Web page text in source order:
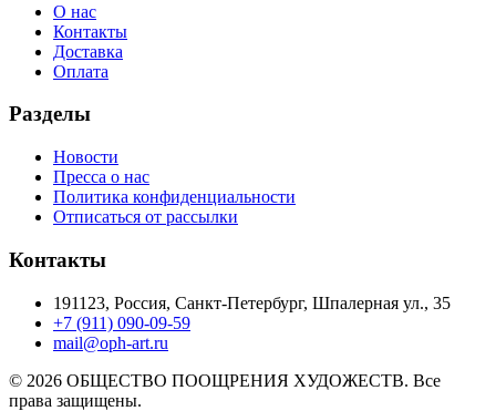
О нас
Контакты
Доставка
Оплата
Разделы
Новости
Пресса о нас
Политика конфиденциальности
Отписаться от рассылки
Контакты
191123, Россия, Санкт-Петербург, Шпалерная ул., 35
+7 (911) 090-09-59
mail@oph-art.ru
© 2026 ОБЩЕСТВО ПООЩРЕНИЯ ХУДОЖЕСТВ. Все
права защищены.